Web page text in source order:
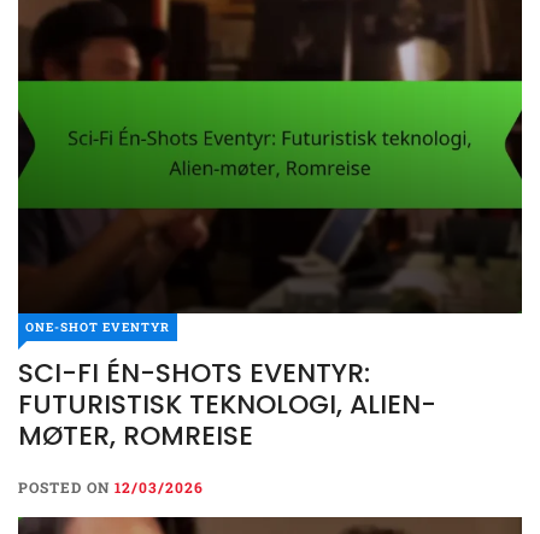
ONE-SHOT EVENTYR
SCI-FI ÉN-SHOTS EVENTYR:
FUTURISTISK TEKNOLOGI, ALIEN-
MØTER, ROMREISE
POSTED ON 12/03/2026